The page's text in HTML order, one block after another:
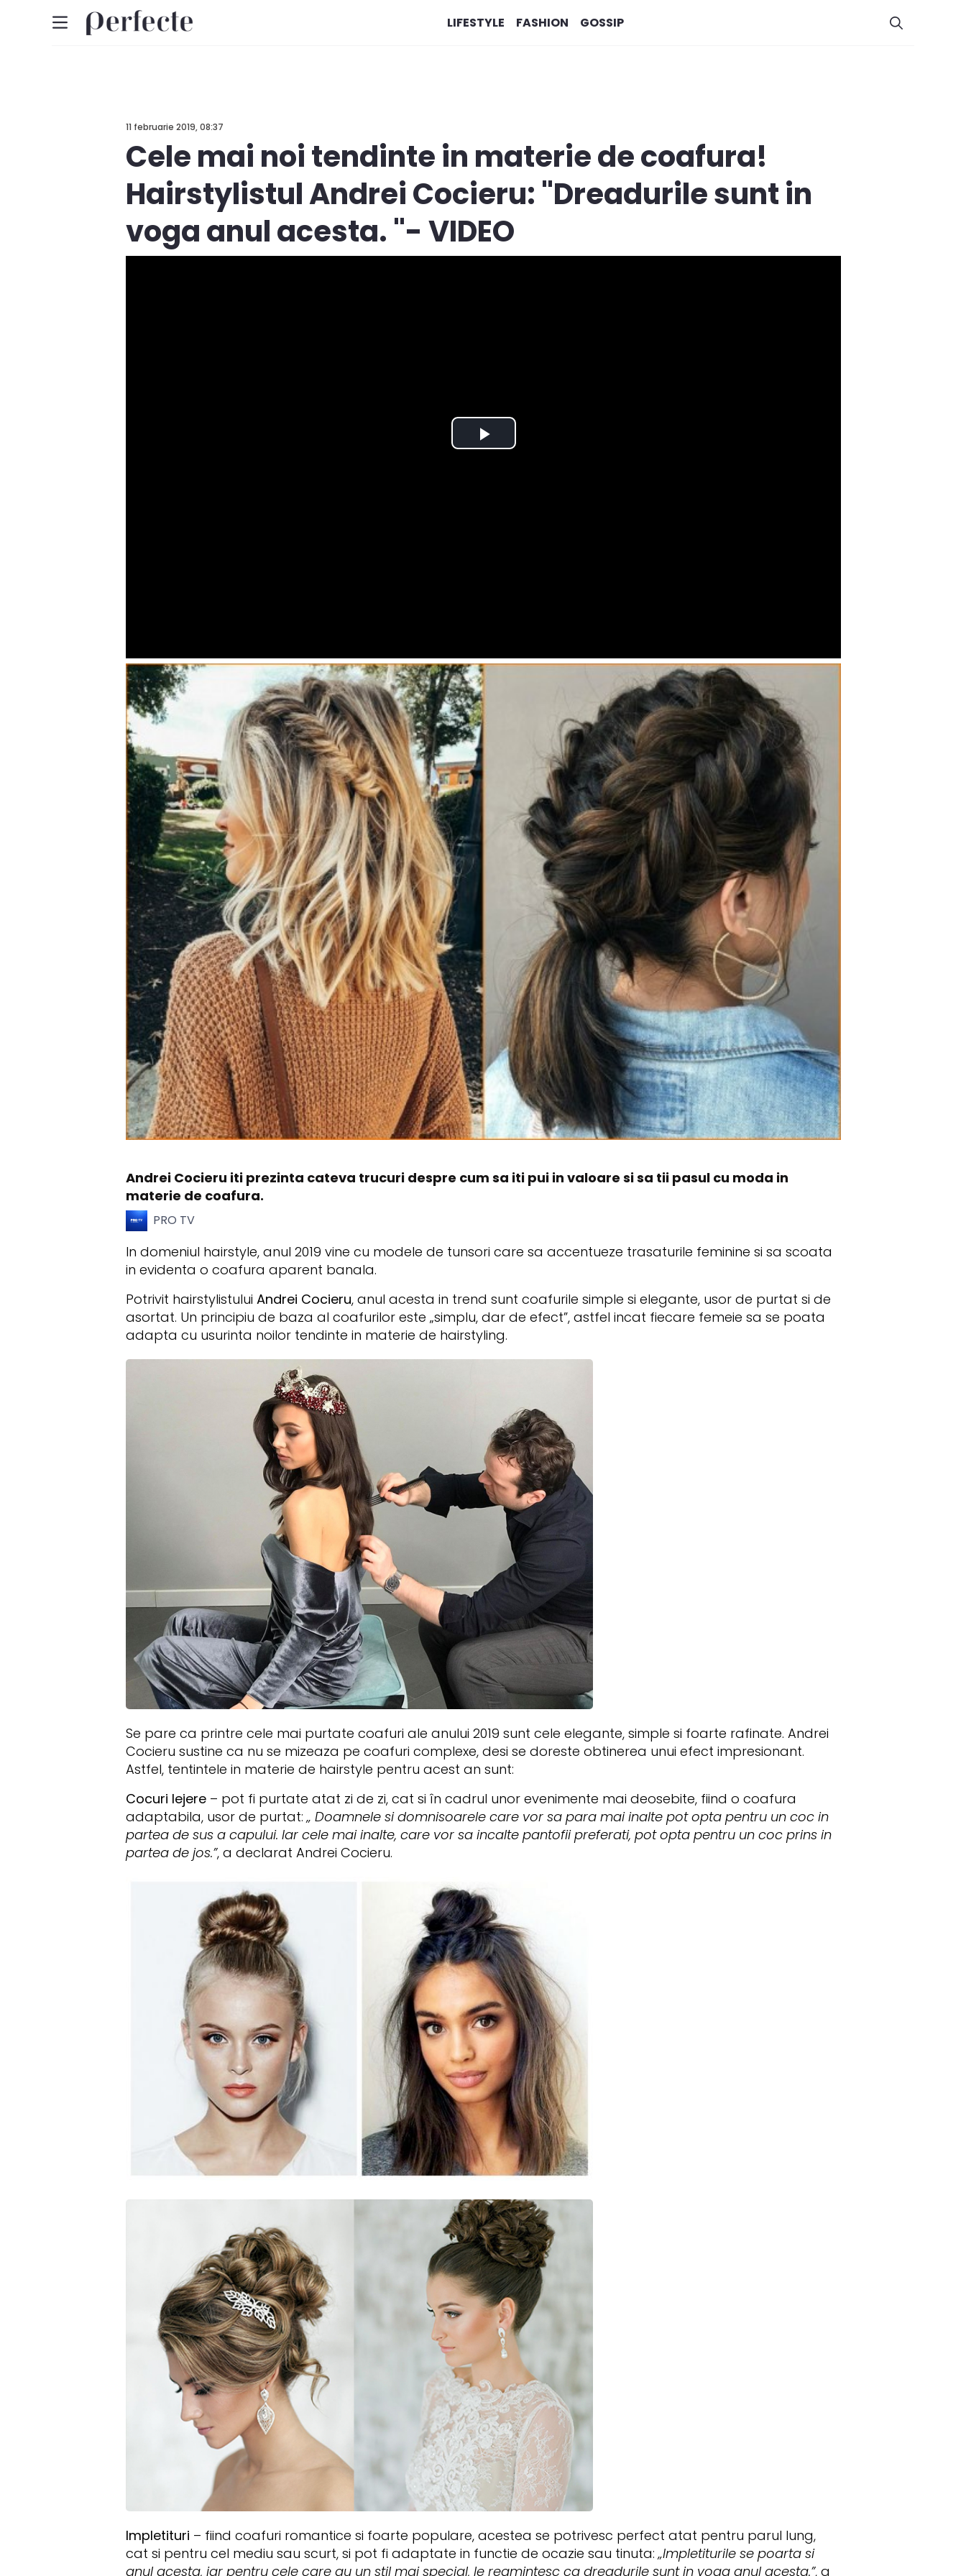
LIFESTYLE FASHION GOSSIP
11 februarie 2019, 08:37
Cele mai noi tendinte in materie de coafura!
Hairstylistul Andrei Cocieru: "Dreadurile sunt in
voga anul acesta. "- VIDEO
Andrei Cocieru iti prezinta cateva trucuri despre cum sa iti pui in valoare si sa tii pasul cu moda in
materie de coafura.
PRO TV
In domeniul hairstyle, anul 2019 vine cu modele de tunsori care sa accentueze trasaturile feminine si sa scoata
in evidenta o coafura aparent banala.
Potrivit hairstylistului Andrei Cocieru, anul acesta in trend sunt coafurile simple si elegante, usor de purtat si de
asortat. Un principiu de baza al coafurilor este „simplu, dar de efect”, astfel incat fiecare femeie sa se poata
adapta cu usurinta noilor tendinte in materie de hairstyling.
Se pare ca printre cele mai purtate coafuri ale anului 2019 sunt cele elegante, simple si foarte rafinate. Andrei
Cocieru sustine ca nu se mizeaza pe coafuri complexe, desi se doreste obtinerea unui efect impresionant.
Astfel, tentintele in materie de hairstyle pentru acest an sunt:
Cocuri lejere– pot fi purtate atat zi de zi, cat si în cadrul unor evenimente mai deosebite, fiind o coafura
adaptabila, usor de purtat:„ Doamnele si domnisoarele care vor sa para mai inalte pot opta pentru un coc in
partea de sus a capului. Iar cele mai inalte, care vor sa incalte pantofii preferati, pot opta pentru un coc prins in
partea de jos.”, a declarat Andrei Cocieru.
Impletituri – fiind coafuri romantice si foarte populare, acestea se potrivesc perfect atat pentru parul lung,
cat si pentru cel mediu sau scurt, si pot fi adaptate in functie de ocazie sau tinuta:„Impletiturile se poarta si
anul acesta, iar pentru cele care au un stil mai special, le reamintesc ca dreadurile sunt in voga anul acesta.”, a